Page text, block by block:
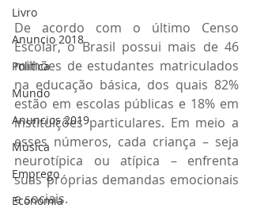
Livro
Anuncio 2018
Politica
Mundo
Anuncios 2019
Música
Emprego
Economia
De acordo com o último Censo
Escolar, o Brasil possui mais de 46
milhões de estudantes matriculados
na educação básica, dos quais 82%
estão em escolas públicas e 18% em
instituições particulares. Em meio a
esses números, cada criança – seja
neurotípica ou atípica – enfrenta
suas próprias demandas emocionais
e sociais.